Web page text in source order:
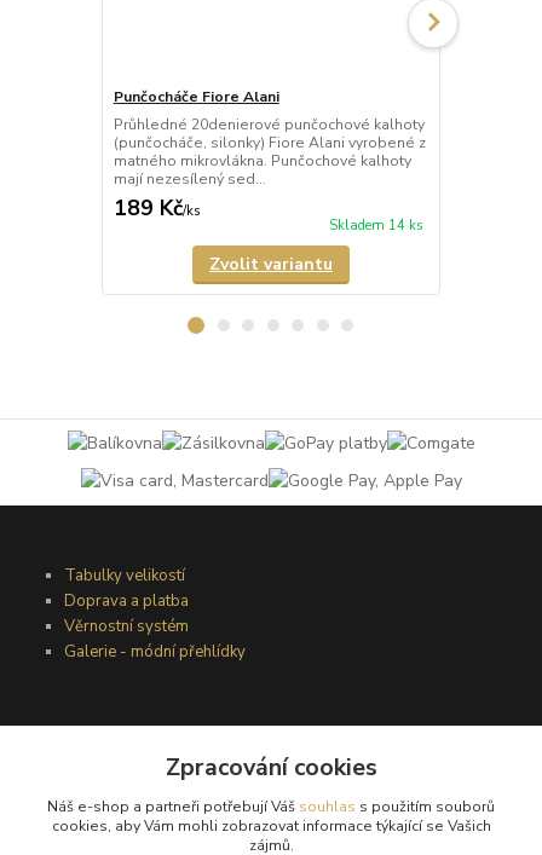
Punčocháče Fiore Alani
Průhledné 20denierové punčochové kalhoty
(punčocháče, silonky) Fiore Alani vyrobené z
matného mikrovlákna. Punčochové kalhoty
mají nezesílený sed...
189 Kč/ks
Skladem 14 ks
Zvolit variantu
Tabulky velikostí
Doprava a platba
Věrnostní systém
Galerie - módní přehlídky
Obchodní podmínky
Ochrana osobních údajů
Kontakty
Zpracování cookies
Náš e-shop a partneři potřebují Váš souhlas s použitím souborů
cookies, aby Vám mohli zobrazovat informace týkající se Vašich
zájmů.